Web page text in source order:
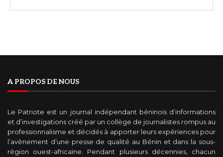
A PROPOS DE NOUS
Le Patriote est un journal indépendant béninois d’informations
et d’investigations créé par un collège de journalistes rompus au
professionnalisme et décidés à apporter leurs expériences pour
l’avènement d’une presse de qualité au Bénin et dans la sous-
région ouest-africaine. Pendant plusieurs décennies, chacun